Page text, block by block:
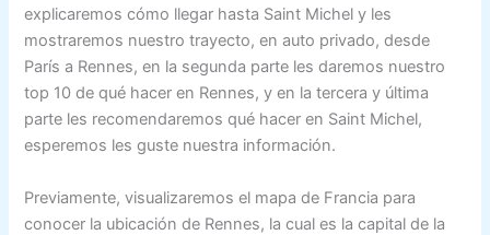
explicaremos cómo llegar hasta Saint Michel y les
mostraremos nuestro trayecto, en auto privado, desde
París a Rennes, en la segunda parte les daremos nuestro
top 10 de qué hacer en Rennes, y en la tercera y última
parte les recomendaremos qué hacer en Saint Michel,
esperemos les guste nuestra información.
Previamente, visualizaremos el mapa de Francia para
conocer la ubicación de Rennes, la cual es la capital de la